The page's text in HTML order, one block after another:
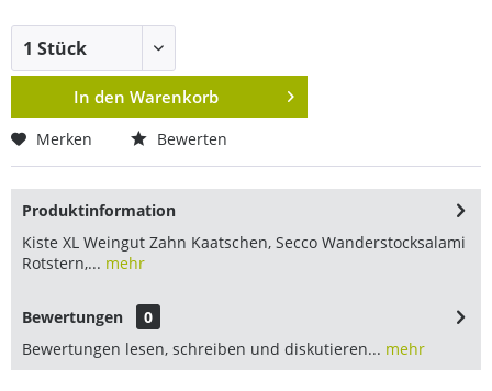
In den Warenkorb
Merken Bewerten
Produktinformation
Kiste XL Weingut Zahn Kaatschen, Secco Wanderstocksalami
Rotstern,... mehr
Bewertungen
0
Bewertungen lesen, schreiben und diskutieren... mehr